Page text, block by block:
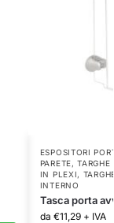
ESPOSITORI
PARETE,
IN PLEXI,
INTERNO
Tasca porta
da €11,29 + IVA